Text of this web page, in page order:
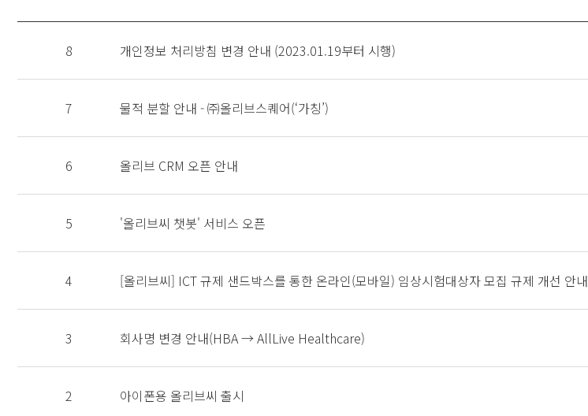
8 개인정보 처리방침 변경 안내 (2023.01.19부터 시행)
7 물적 분할 안내 - ㈜올리브스퀘어(‘가칭’)
6 올리브 CRM 오픈 안내
5 '올리브씨 챗봇' 서비스 오픈
4 [올리브씨] ICT 규제 샌드박스를 통한 온라인(모바일) 임상시험대상자 모집 규제 개선 안내
3 회사명 변경 안내(HBA → AllLive Healthcare)
2 아이폰용 올리브씨 출시